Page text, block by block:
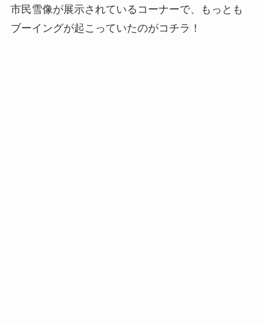
市民雪像が展示されているコーナーで、もっとも
ブーイングが起こっていたのがコチラ！